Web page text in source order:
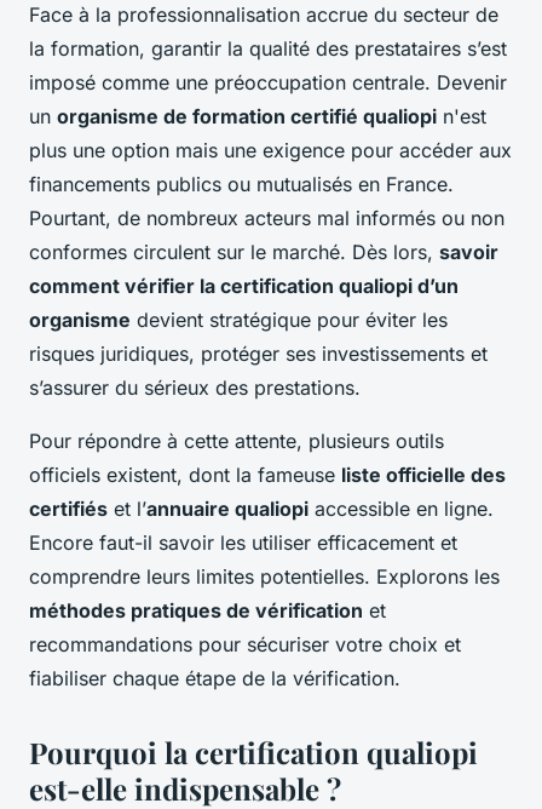
Face à la professionnalisation accrue du secteur de
la formation, garantir la qualité des prestataires s’est
imposé comme une préoccupation centrale. Devenir
un organisme de formation certifié qualiopi n'est
plus une option mais une exigence pour accéder aux
financements publics ou mutualisés en France.
Pourtant, de nombreux acteurs mal informés ou non
conformes circulent sur le marché. Dès lors, savoir
comment vérifier la certification qualiopi d’un
organisme devient stratégique pour éviter les
risques juridiques, protéger ses investissements et
s’assurer du sérieux des prestations.
Pour répondre à cette attente, plusieurs outils
officiels existent, dont la fameuse liste officielle des
certifiés et l’annuaire qualiopi accessible en ligne.
Encore faut-il savoir les utiliser efficacement et
comprendre leurs limites potentielles. Explorons les
méthodes pratiques de vérification et
recommandations pour sécuriser votre choix et
fiabiliser chaque étape de la vérification.
Pourquoi la certification qualiopi
est-elle indispensable ?